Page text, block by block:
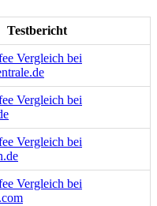
Testbericht
Vergleich bei
Vergleich bei
Vergleich bei
Vergleich bei